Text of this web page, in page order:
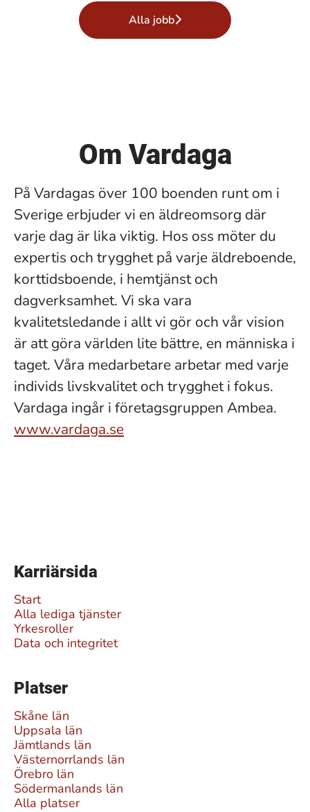
Alla jobb
Om Vardaga
På Vardagas över 100 boenden runt om i
Sverige erbjuder vi en äldreomsorg där
varje dag är lika viktig. Hos oss möter du
expertis och trygghet på varje äldreboende,
korttidsboende, i hemtjänst och
dagverksamhet. Vi ska vara
kvalitetsledande i allt vi gör och vår vision
är att göra världen lite bättre, en människa i
taget. Våra medarbetare arbetar med varje
individs livskvalitet och trygghet i fokus.
Vardaga ingår i företagsgruppen Ambea.
www.vardaga.se
Karriärsida
Start
Alla lediga tjänster
Yrkesroller
Data och integritet
Platser
Skåne län
Uppsala län
Jämtlands län
Västernorrlands län
Örebro län
Södermanlands län
Alla platser